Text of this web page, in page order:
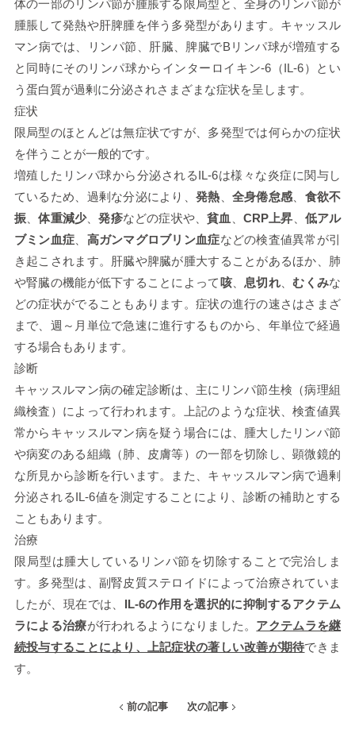
体の一部のリンパ節が腫脹する限局型と、全身のリンパ節が
腫脹して発熱や肝脾腫を伴う多発型があります。キャッスル
マン病では、リンパ節、肝臓、脾臓でBリンパ球が増殖する
と同時にそのリンパ球からインターロイキン-6（IL-6）とい
う蛋白質が過剰に分泌されさまざまな症状を呈します。
症状
限局型のほとんどは無症状ですが、多発型では何らかの症状
を伴うことが一般的です。
増殖したリンパ球から分泌されるIL-6は様々な炎症に関与し
ているため、過剰な分泌により、発熱 全身倦怠感
食欲不
振 、体重減少、発疹などの症状や、貧血 CRP上昇
低アル
ブミン血症
高ガンマグロブリン血症などの検査値異常が引
き起こされます。肝臓や脾臓が腫大することがあるほか、肺
や腎臓の機能が低下することによって 咳、 息切れ、むくみな
どの症状がでることもあります。症状の進行の速さはさまざ
まで、週～月単位で急速に進行するものから、年単位で経過
する場合もあります。
診断
キャッスルマン病の確定診断は、主にリンパ節生検（病理組
織検査）によって行われます。上記のような症状、検査値異
常からキャッスルマン病を疑う場合には、腫大したリンパ節
や病変のある組織（肺、皮膚等）の一部を切除し、顕微鏡的
な所見から診断を行います。また、キャッスルマン病で過剰
分泌されるIL-6値を測定することにより、診断の補助とする
こともあります。
治療
限局型は腫大しているリンパ節を切除することで完治しま
す。多発型は、副腎皮質ステロイドによって治療されていま
したが、現在では、 IL-6の作用を選択的に抑制するアクテム
ラによる治療が行われるようになりました。 アクテムラを継
続投与することにより、上記症状の著しい改善が期待できま
す。
前の記事 次の記事